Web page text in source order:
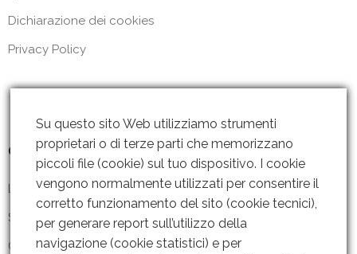
Dichiarazione dei cookies
Privacy Policy
Contattaci
Lun – Ven: 8 – 18.30
Sabato: Chiuso
Contattaci
Su questo sito Web utilizziamo strumenti
proprietari o di terze parti che memorizzano
piccoli file (cookie) sul tuo dispositivo. I cookie
vengono normalmente utilizzati per consentire il
corretto funzionamento del sito (cookie tecnici),
per generare report sull’utilizzo della
navigazione (cookie statistici) e per